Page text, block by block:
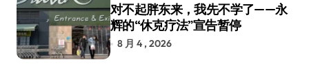
对不起胖东来，我先不学了——永
辉的“休克疗法”宣告暂停
8 月 4 , 2026